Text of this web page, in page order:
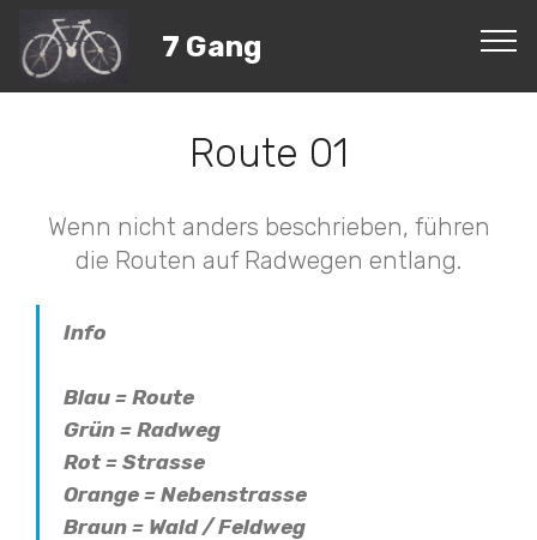
7 Gang
Route 01
Wenn nicht anders beschrieben, führen
die Routen auf Radwegen entlang.
Info
Blau = Route
Grün = Radweg
Rot = Strasse
Orange = Nebenstrasse
Braun = Wald / Feldweg